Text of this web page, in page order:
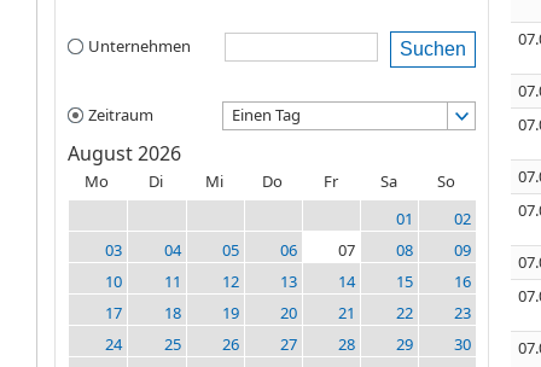
Unternehmen Suchen
Zeitraum Einen Tag
August 2026
Mo Di Mi Do Fr Sa
So
01
02
03
04 05 06 07 08
09
10
11 12 13 14 15
16
17
18 19 20 21 22
23
24
25 26 27 28 29
30